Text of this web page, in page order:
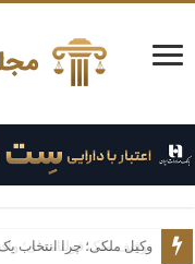
وکیل ملکی؛ چرا انتخاب